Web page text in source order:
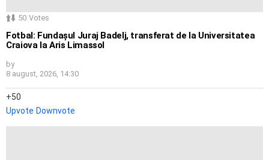
50 Votes
Fotbal: Fundașul Juraj Badelj, transferat de la Universitatea
Craiova la Aris Limassol
by
8 august, 2026, 14:30
50
Upvote Downvote